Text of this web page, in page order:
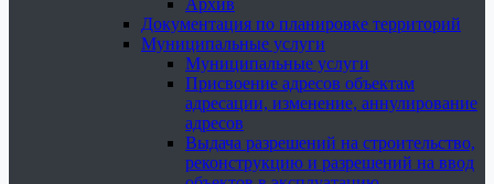
Архив
Документация по планировке территорий
Муниципальные услуги
Муниципальные услуги
Присвоение адресов объектам
адресации, изменение, аннулирование
адресов
Выдача разрешений на строительство,
реконструкцию и разрешений на ввод